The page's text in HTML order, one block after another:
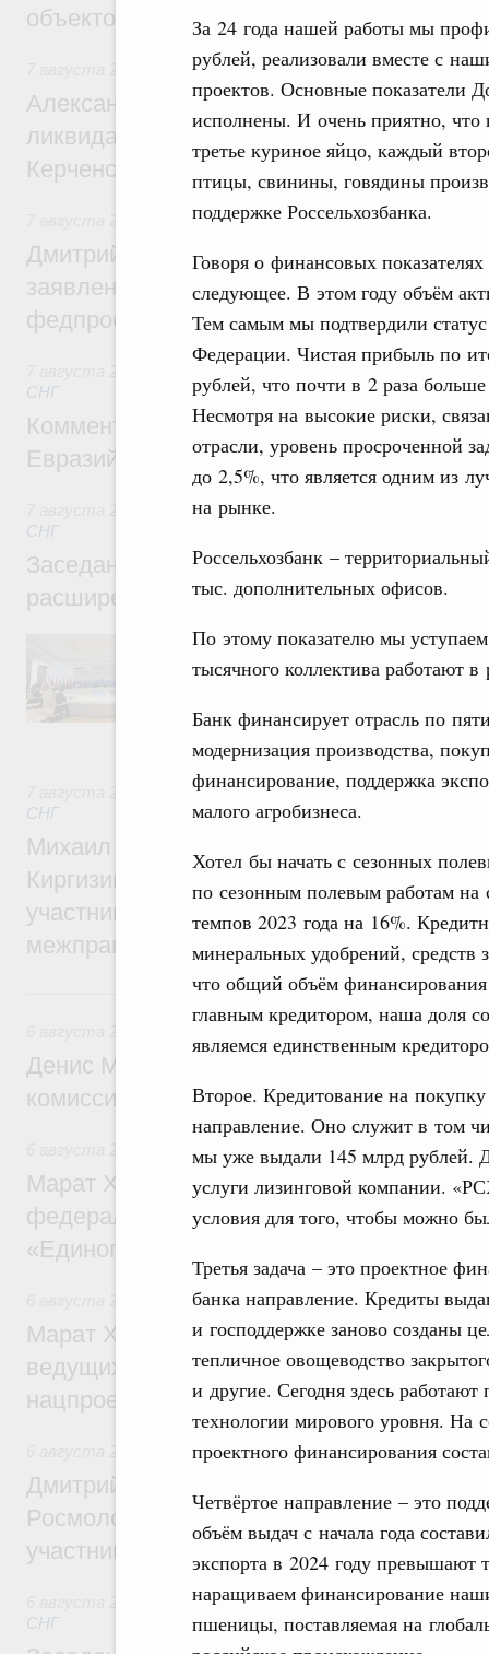
За 24 года нашей работы мы
рублей, реализовали вместе с
проектов. Основные показатели
исполнены. И очень приятно, что
третье куриное яйцо, каждый
птицы, свинины, говядины
поддержке Россельхозбанка.
Говоря о финансовых
следующее. В этом году объём
Тем самым мы подтвердили
Федерации. Чистая прибыль по
рублей, что почти в 2 раза
Несмотря на высокие риски,
отрасли, уровень просроченной
до 2,5%, что является одним из
на рынке.
Россельхозбанк –
тыс. дополнительных офисов.
По этому показателю мы
тысячного коллектива работают в
Банк финансирует отрасль по
модернизация производства,
финансирование, поддержка
малого агробизнеса.
Хотел бы начать с сезонных
по сезонным полевым работам на
темпов 2023 года на 16%.
минеральных удобрений,
что общий объём
главным кредитором, наша доля
являемся единственным
Второе. Кредитование на
направление. Оно служит в том
мы уже выдали 145 млрд рублей.
услуги лизинговой компании.
условия для того, чтобы можно
Третья задача – это проектное
банка направление. Кредиты
и господдержке заново созданы
тепличное овощеводство
и другие. Сегодня здесь
технологии мирового уровня. На
проектного финансирования
Четвёртое направление – это
объём выдач с начала года
экспорта в 2024 году
наращиваем финансирование
пшеницы, поставляемая на
объектов
Чрезвычайные ситуации и ликвидация их
Александр Козлов провёл заседание
ликвидации последствий чрезвычайной
Керченском проливе
Среднее профессиональное образование
Дмитрий Чернышенко: Установлен
заявлений от абитуриентов колледжей и
федпроекта «Профессионалитет»
Евразийский экономический союз.
СНГ
Комментарий Алексея Оверчука по
Евразийского межправительственного
Евразийский экономический союз.
СНГ
Заседание Евразийского
расширенном составе
В повестке заседания актуальные задачи
числе совершенствование кооперации в
регулирования и администрирования,
железнодорожных перевозок,
Евразийский экономический союз.
СНГ
Михаил Мишустин принял участие во
Киргизии Садыра Жапарова с главами
участников заседания Евразийского
межправительственного совета
6 августа, четверг
Общие вопросы промышленной политики
Денис Мантуров провёл заседание
комиссии по промышленности
Регулирование в сфере строительства
Марат Хуснуллин: Более 130
федерального значения построено под
«Единого заказчика»
Национальный проект «Инфраструктура
Марат Хуснуллин: Порядка 200
ведущих к спортивным объектам,
нацпроекту «Инфраструктура для
Молодёжная политика
Дмитрий Чернышенко, Сергей Кравцов и
Росмолодёжи Григорий Гуров
участников проекта «Кольцо открытий»
Евразийский экономический союз.
СНГ